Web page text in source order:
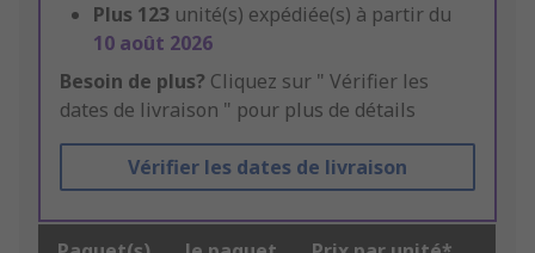
Plus 123 unité(s) expédiée(s) à partir du
10 août 2026
Besoin de plus? Cliquez sur " Vérifier les
dates de livraison " pour plus de détails
Vérifier les dates de livraison